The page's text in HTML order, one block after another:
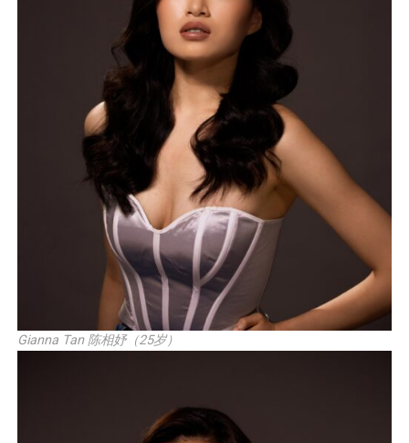
Gianna Tan 陈相妤（25岁）